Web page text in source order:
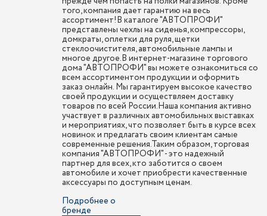
того, компания дает гарантию на весь
ассортимент!В каталоге "АВТОПРОФИ"
представлены чехлы на сиденья, компрессоры,
домкраты, оплетки для руля, щетки
стеклоочистителя, автомобильные лампы и
многое другое.В интернет-магазине торгового
дома "АВТОПРОФИ" вы можете ознакомиться со
всем ассортиментом продукции и оформить
заказ онлайн. Мы гарантируем высокое качество
своей продукции и осуществляем доставку
товаров по всей России.Наша компания активно
участвует в различных автомобильных выставках
и мероприятиях, что позволяет быть в курсе всех
новинок и предлагать своим клиентам самые
современные решения.Таким образом, торговая
компания "АВТОПРОФИ" - это надежный
партнер для всех, кто заботится о своем
автомобиле и хочет приобрести качественные
аксессуары по доступным ценам.
Подробнее о
бренде